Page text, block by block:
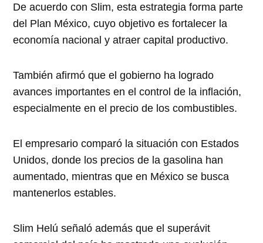
De acuerdo con Slim, esta estrategia forma parte
del Plan México, cuyo objetivo es fortalecer la
economía nacional y atraer capital productivo.
También afirmó que el gobierno ha logrado
avances importantes en el control de la inflación,
especialmente en el precio de los combustibles.
El empresario comparó la situación con Estados
Unidos, donde los precios de la gasolina han
aumentado, mientras que en México se busca
mantenerlos estables.
Slim Helú señaló además que el superávit